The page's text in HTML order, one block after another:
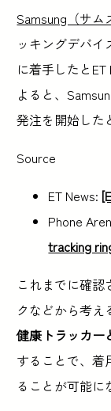
Samsung（サム
ッキングデバ
に着手したと
よると、
発注を開始した
Source
ET News:
Phone
tracking
これまでに確
クなどから考え
健康トラッカー
することで、着
ることが可能に